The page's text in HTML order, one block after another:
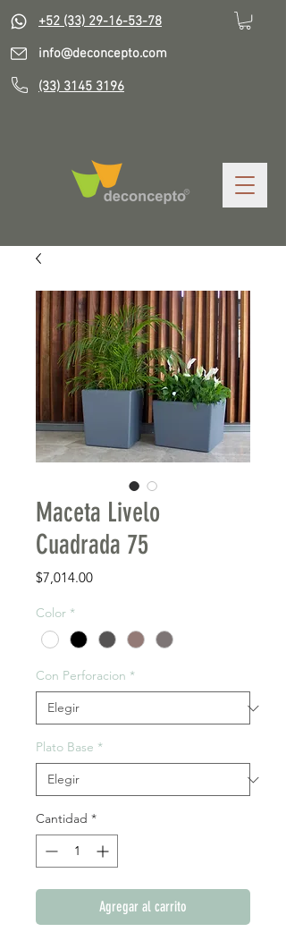
+52 (33) 29-16-53-78
info@deconcepto.com
(33) 3145 3196
Maceta Livelo
Cuadrada 75
$7,014.00Precio
Color *
Con Perforacion *
Plato Base *
Cantidad *
Agregar al carrito